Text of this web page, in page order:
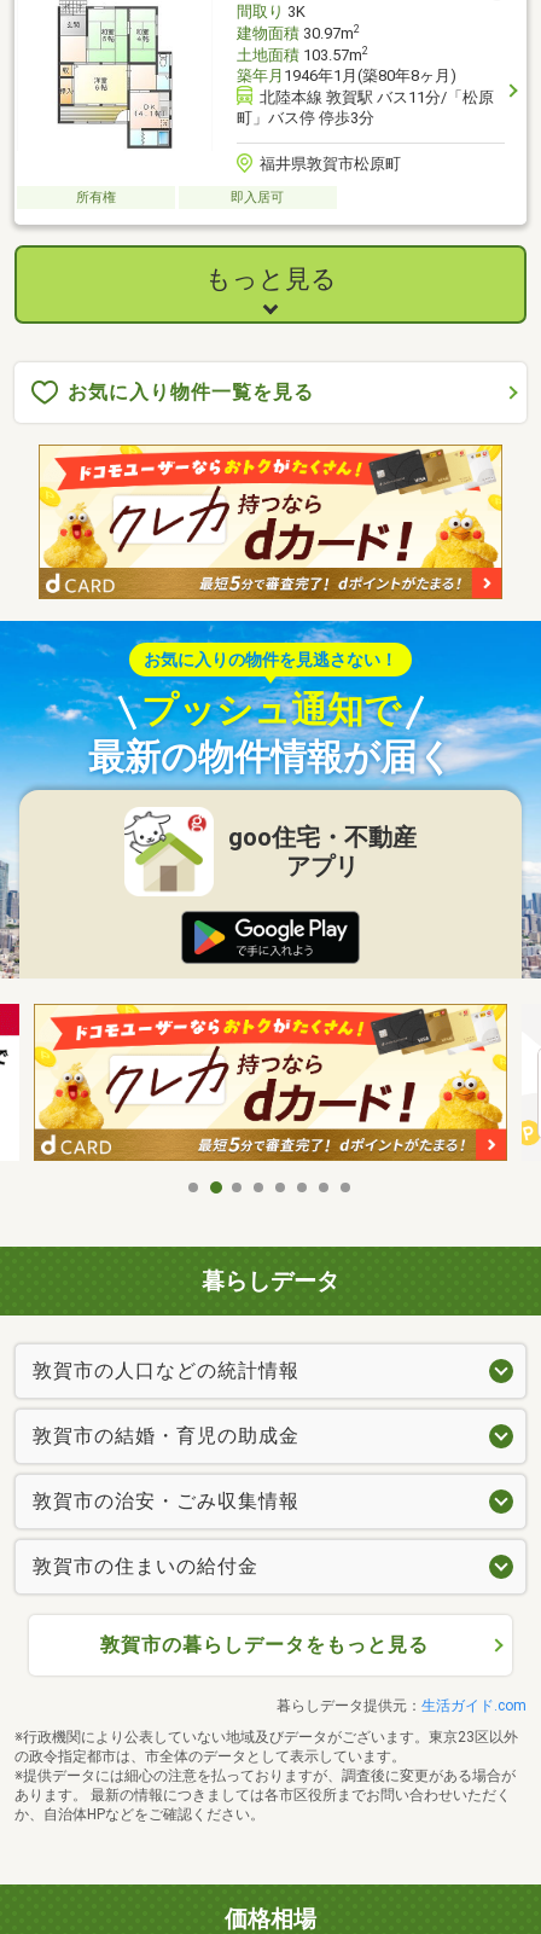
間取り 3K
建物面積30.97m2
土地面積103.57m2
築年月 1946年1月(築80年8ヶ月)
北陸本線 敦賀駅 バス11分/「松原
町」バス停 停歩3分
福井県敦賀市松原町
所有権 即入居可
もっと見る
お気に入り物件一覧を見る
お気に入りの物件を見逃さない！
プッシュ通知で
最新の物件情報が届く
goo住宅・不動産
アプリ
暮らしデータ
敦賀市の人口などの統計情報
敦賀市の結婚・育児の助成金
敦賀市の治安・ごみ収集情報
敦賀市の住まいの給付金
敦賀市の暮らしデータをもっと見る
暮らしデータ提供元： 生活ガイド.com
※行政機関により公表していない地域及びデータがございます。東京23区以外
の政令指定都市は、市全体のデータとして表示しています。
※提供データには細心の注意を払っておりますが、調査後に変更がある場合が
あります。 最新の情報につきましては各市区役所までお問い合わせいただく
か、自治体HPなどをご確認ください。
価格相場